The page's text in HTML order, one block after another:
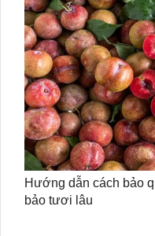
Hướng dẫn cách bảo
bảo tươi lâu